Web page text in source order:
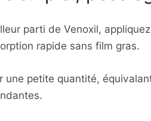
parti de Venoxil,
rapide sans film gras.
une petite quantité,